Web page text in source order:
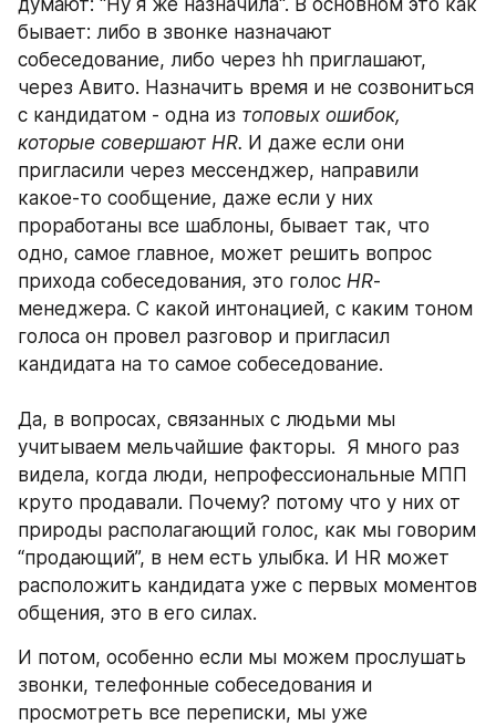
думают: "Ну я же назначила". В основном это как
бывает: либо в звонке назначают
собеседование, либо через hh приглашают,
через Авито. Назначить время и не созвониться
с кандидатом - одна из топовых ошибок,
которые совершают HR. И даже если они
пригласили через мессенджер, направили
какое-то сообщение, даже если у них
проработаны все шаблоны, бывает так, что
одно, самое главное, может решить вопрос
прихода собеседования, это голос HR-
менеджера. С какой интонацией, с каким тоном
голоса он провел разговор и пригласил
кандидата на то самое собеседование.
Да, в вопросах, связанных с людьми мы
учитываем мельчайшие факторы.  Я много раз
видела, когда люди, непрофессиональные МПП
круто продавали. Почему? потому что у них от
природы располагающий голос, как мы говорим
“продающий”, в нем есть улыбка. И HR может
расположить кандидата уже с первых моментов
общения, это в его силах.
И потом, особенно если мы можем прослушать
звонки, телефонные собеседования и
просмотреть все переписки, мы уже